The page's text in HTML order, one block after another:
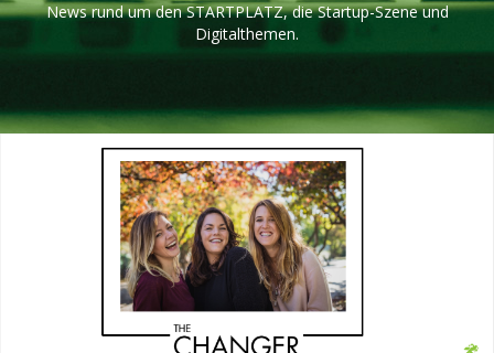
News rund um den STARTPLATZ, die Startup-Szene und
Digitalthemen.